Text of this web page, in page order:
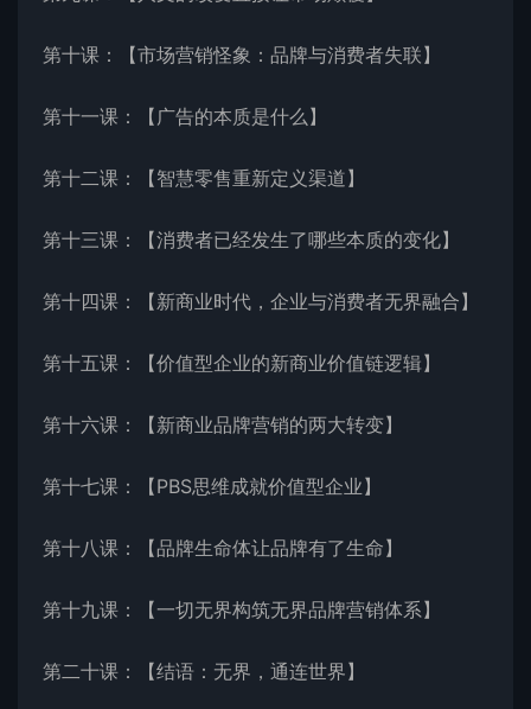
第十课：【市场营销怪象：品牌与消费者失联】
第十一课：【广告的本质是什么】
第十二课：【智慧零售重新定义渠道】
第十三课：【消费者已经发生了哪些本质的变化】
第十四课：【新商业时代，企业与消费者无界融合】
第十五课：【价值型企业的新商业价值链逻辑】
第十六课：【新商业品牌营销的两大转变】
第十七课：【PBS思维成就价值型企业】
第十八课：【品牌生命体让品牌有了生命】
第十九课：【一切无界构筑无界品牌营销体系】
第二十课：【结语：无界，通连世界】